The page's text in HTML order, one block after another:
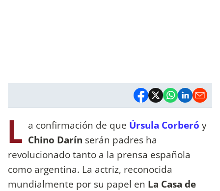
L a confirmación de que Úrsula Corberó y
Chino Darín serán padres ha
revolucionado tanto a la prensa española
como argentina. La actriz, reconocida
mundialmente por su papel en La Casa de